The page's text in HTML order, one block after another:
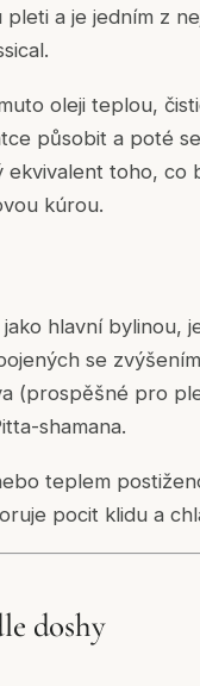
a je jedním z
oleji teplou,
působit a poté
ekvivalent toho,
kúrou.
hlavní bylinou,
se
(prospěšné pro
shamana.
teplem
pocit klidu a
doshy